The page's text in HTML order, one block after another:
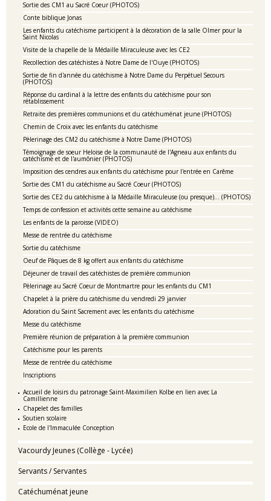
Sortie des CM1 au Sacré Coeur (PHOTOS)
Conte biblique Jonas
Les enfants du catéchisme participent à la décoration de la salle Olmer pour la
Saint Nicolas
Visite de la chapelle de la Médaille Miraculeuse avec les CE2
Recollection des catéchistes à Notre Dame de l'Ouye (PHOTOS)
Sortie de fin d'année du catéchisme à Notre Dame du Perpétuel Secours
(PHOTOS)
Réponse du cardinal à la lettre des enfants du catéchisme pour son
rétablissement
Retraite des premières communions et du catéchuménat jeune (PHOTOS)
Chemin de Croix avec les enfants du catéchisme
Pèlerinage des CM2 du catéchisme à Notre Dame (PHOTOS)
Témoignage de soeur Heloise de la communauté de l'Agneau aux enfants du
catéchisme et de l'aumônier (PHOTOS)
Imposition des cendres aux enfants du catéchisme pour l'entrée en Carême
Sortie des CM1 du catéchisme au Sacré Coeur (PHOTOS)
Sortie des CE2 du catéchisme à la Médaille Miraculeuse (ou presque)... (PHOTOS)
Temps de confession et activités cette semaine au catéchisme
Les enfants de la paroisse (VIDEO)
Messe de rentrée du catéchisme
Sortie du catéchisme
Oeuf de Pâques de 8 kg offert aux enfants du catéchisme
Déjeuner de travail des catéchistes de première communion
Pèlerinage au Sacré Coeur de Montmartre pour les enfants du CM1
Chapelet à la prière du catéchisme du vendredi 29 janvier
Adoration du Saint Sacrement avec les enfants du catéchisme
Messe du catéchisme
Première réunion de préparation à la première communion
Catéchisme pour les parents
Messe de rentrée du catéchisme
Inscriptions
Accueil de loisirs du patronage Saint-Maximilien Kolbe en lien avec La
Camillienne
Chapelet des familles
Soutien scolaire
Ecole de l'Immaculée Conception
Vacourdy Jeunes (Collège - Lycée)
Servants / Servantes
Catéchuménat jeune